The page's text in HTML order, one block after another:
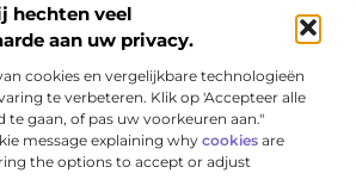
hechten veel
aan uw privacy.
cookies en vergelijkbare technologieën
te verbeteren. Klik op 'Accepteer alle
te gaan, of pas uw voorkeuren aan."
message explaining why cookies are
the options to accept or adjust